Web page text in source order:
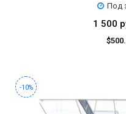
Под
1 500
-10%